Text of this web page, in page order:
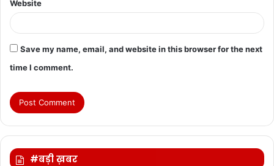
Website
Save my name, email, and website in this browser for the next
time I comment.
#बड़ी ख़बर